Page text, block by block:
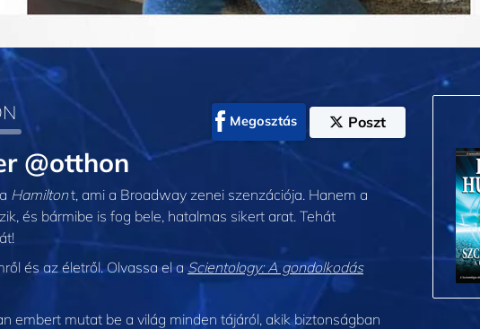
Megosztás Poszt
@otthon
Hamiltont, ami a Broadway zenei szenzációja. Hanem a
és bármibe is fog bele, hatalmas sikert arat. Tehát
és az életről. Olvassa el aScientology: A gondolkodás
embert mutat be a világ minden tájáról, akik biztonságban